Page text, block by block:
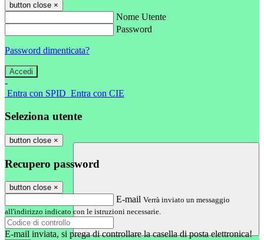
button close ×
Nome Utente
Password
Password dimenticata?
-
Entra con SPID Entra con CIE
Seleziona utente
button close ×
Recupero password
button close ×
E-mail Verrà inviato un messaggio
all'indirizzo indicato con le istruzioni necessarie.
E-mail inviata, si prega di controllare la casella di posta elettronica!